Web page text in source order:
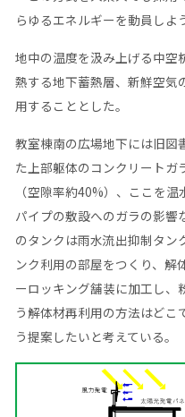
らゆるエネルギーを動員しよ
地中の温度を汲み上げる中空
熱する地下蓄熱層、新鮮空気
用することとした。
教室棟南の広場地下には旧図
た上部躯体のコンクリートガ
（空隙率約40%）、ここを
パイプの敷設へのガラの影響
のタンクは雨水流出抑制タン
ンク利用の部屋をつくり、解
ーロッキング舗装に加工し、
う解体材再利用の方法はどこ
う提案したいと考えている。